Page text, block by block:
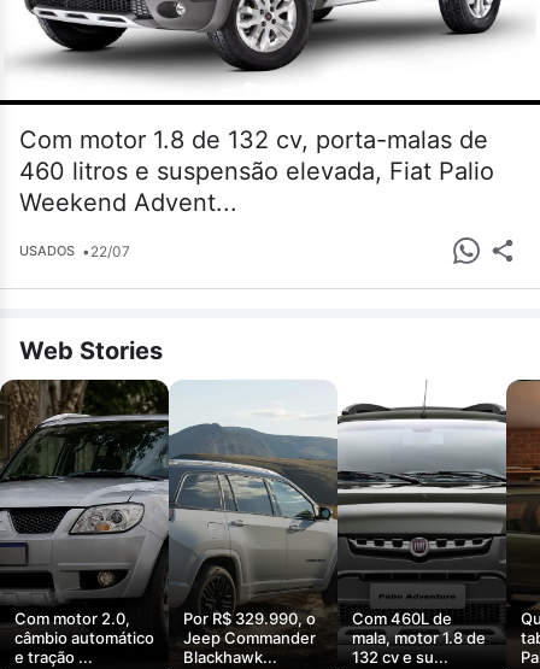
Com motor 1.8 de 132 cv, porta-malas de
460 litros e suspensão elevada, Fiat Palio
Weekend Advent...
USADOS •22/07
Web Stories
Com motor 2.0,
câmbio automático
e tração ...
Por R$ 329.990, o
Jeep Commander
Blackhawk...
Com 460L de
mala, motor 1.8 de
132 cv e su...